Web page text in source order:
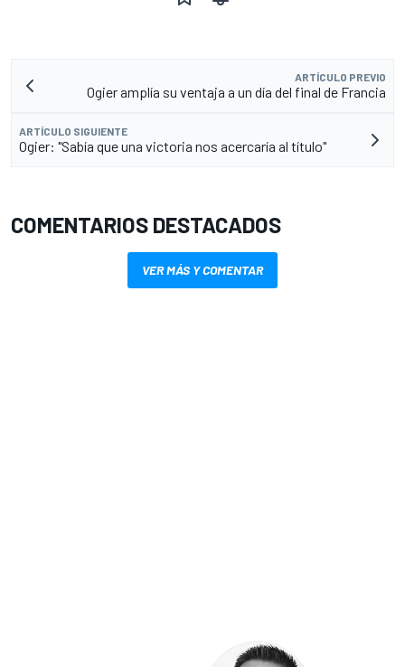
ARTÍCULO PREVIO
Ogier amplía su ventaja a un día del final de Francia
ARTÍCULO SIGUIENTE
Ogier: "Sabía que una victoria nos acercaría al título"
COMENTARIOS DESTACADOS
VER MÁS Y COMENTAR